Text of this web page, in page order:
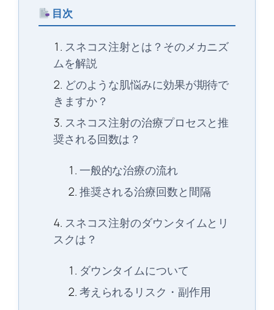
目次
スネコス注射とは？そのメカニズ
ムを解説
どのような肌悩みに効果が期待で
きますか？
スネコス注射の治療プロセスと推
奨される回数は？
一般的な治療の流れ
推奨される治療回数と間隔
スネコス注射のダウンタイムとリ
スクは？
ダウンタイムについて
考えられるリスク・副作用